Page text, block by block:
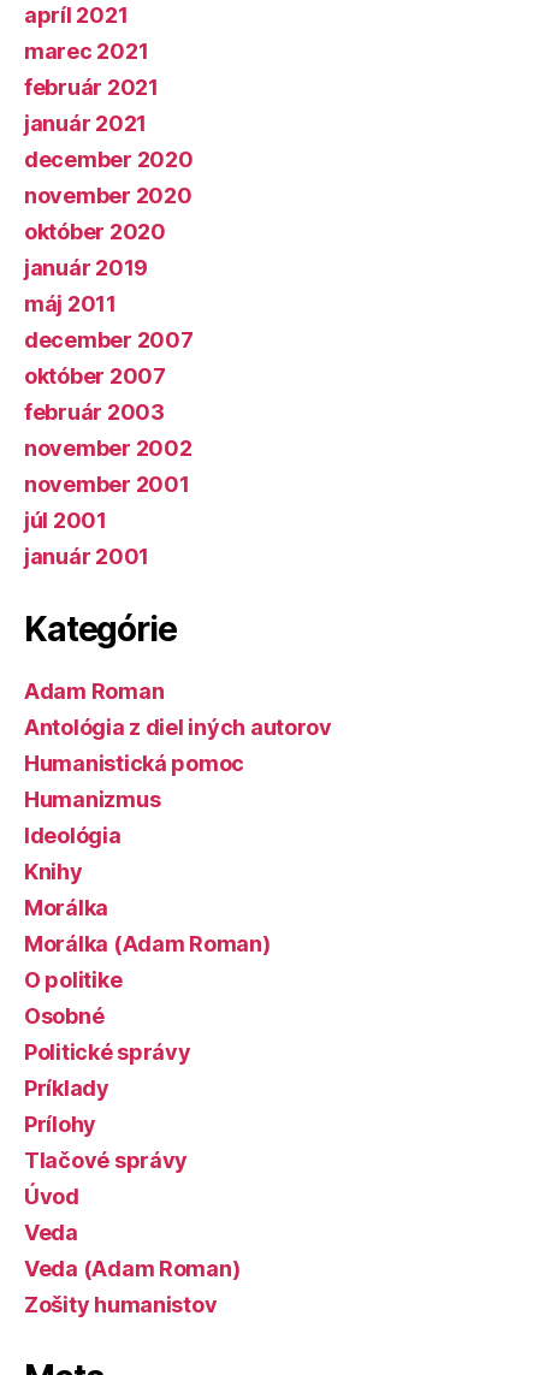
apríl 2021
marec 2021
február 2021
január 2021
december 2020
november 2020
október 2020
január 2019
máj 2011
december 2007
október 2007
február 2003
november 2002
november 2001
júl 2001
január 2001
Kategórie
Adam Roman
Antológia z diel iných autorov
Humanistická pomoc
Humanizmus
Ideológia
Knihy
Morálka
Morálka (Adam Roman)
O politike
Osobné
Politické správy
Príklady
Prílohy
Tlačové správy
Úvod
Veda
Veda (Adam Roman)
Zošity humanistov